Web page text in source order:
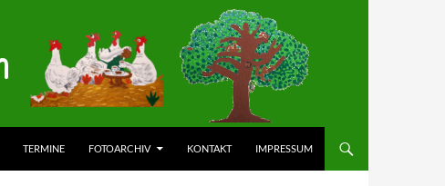
TERMINE FOTOARCHIV KONTAKT IMPRESSUM